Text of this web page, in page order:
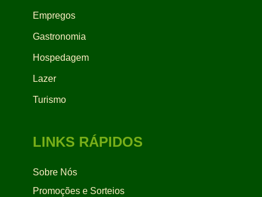
Empregos
Gastronomia
Hospedagem
Lazer
Turismo
LINKS RÁPIDOS
Sobre Nós
Promoções e Sorteios